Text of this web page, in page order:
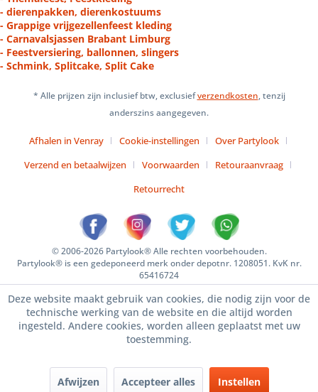
- dierenpakken, dierenkostuums
- Grappige vrijgezellenfeest kleding
- Carnavalsjassen Brabant Limburg
- Feestversiering, ballonnen, slingers
- Schmink, Splitcake, Split Cake
* Alle prijzen zijn inclusief btw, exclusiefverzendkosten, tenzij
anderszins aangegeven.
Afhalen in Venray Cookie-instellingen
Over Partylook
Verzend en betaalwijzen
Voorwaarden
Retouraanvraag
Retourrecht
© 2006-2026 Partylook® Alle rechten voorbehouden.
Partylook® is een gedeponeerd merk onder depotnr. 1208051. KvK nr.
65416724
Deze website maakt gebruik van cookies, die nodig zijn voor de
technische werking van de website en die altijd worden
ingesteld. Andere cookies, worden alleen geplaatst met uw
toestemming.
Afwijzen Accepteer alles Instellen